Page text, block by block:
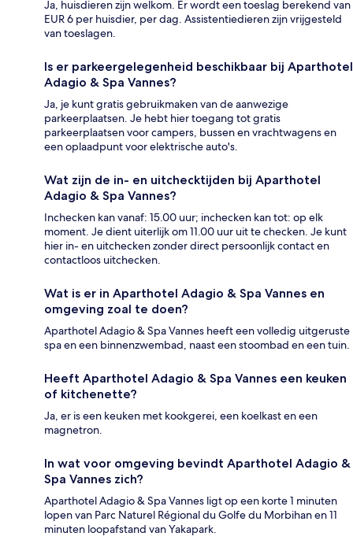
Ja, huisdieren zijn welkom. Er wordt een toeslag berekend van
EUR 6 per huisdier, per dag. Assistentiedieren zijn vrijgesteld
van toeslagen.
Is er parkeergelegenheid beschikbaar bij Aparthotel
Adagio & Spa Vannes?
Ja, je kunt gratis gebruikmaken van de aanwezige
parkeerplaatsen. Je hebt hier toegang tot gratis
parkeerplaatsen voor campers, bussen en vrachtwagens en
een oplaadpunt voor elektrische auto's.
Wat zijn de in- en uitchecktijden bij Aparthotel
Adagio & Spa Vannes?
Inchecken kan vanaf: 15.00 uur; inchecken kan tot: op elk
moment. Je dient uiterlijk om 11.00 uur uit te checken. Je kunt
hier in- en uitchecken zonder direct persoonlijk contact en
contactloos uitchecken.
Wat is er in Aparthotel Adagio & Spa Vannes en
omgeving zoal te doen?
Aparthotel Adagio & Spa Vannes heeft een volledig uitgeruste
spa en een binnenzwembad, naast een stoombad en een tuin.
Heeft Aparthotel Adagio & Spa Vannes een keuken
of kitchenette?
Ja, er is een keuken met kookgerei, een koelkast en een
magnetron.
In wat voor omgeving bevindt Aparthotel Adagio &
Spa Vannes zich?
Aparthotel Adagio & Spa Vannes ligt op een korte 1 minuten
lopen van Parc Naturel Régional du Golfe du Morbihan en 11
minuten loopafstand van Yakapark.